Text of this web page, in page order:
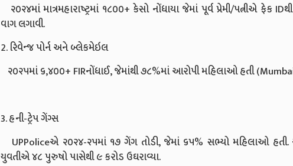
૨૦૨૪માં માત્રમહારાષ્ટ્રમાં ૧૮૦૦+ કેસો નોંધાયા જેમાં પૂર્વ પ્રેમી/પત્નીએ ફેક
વાગ લગાવી.
2. રિવેન્જ પોર્ન અને બ્લેકમેઇલ
૨૦૨૫માં ૬,૪૦૦+ FIRનોંધાઈ, જેમાંથી ૭૮%માં આરોપી મહિલાઓ હતી
3. હની-ટ્રેપ ગેંગ્સ
UPPoliceએ ૨૦૨૪-૨૫માં ૧૭ ગેંગ તોડી, જેમાં ૬૫% સભ્યો મહિલાઓ
યુવતીએ ૪૮ પુરુષો પાસેથી ૯ કરોડ ઉઘરાવ્યા.